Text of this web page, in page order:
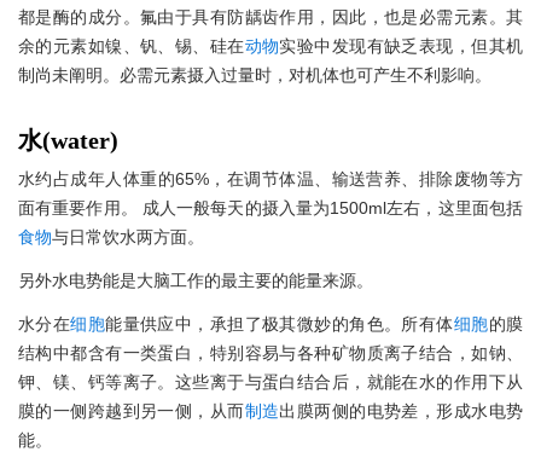
都是酶的成分。氟由于具有防龋齿作用，因此，也是必需元素。其
余的元素如镍、钒、锡、硅在动物实验中发现有缺乏表现，但其机
制尚未阐明。必需元素摄入过量时，对机体也可产生不利影响。
水(water)
水约占成年人体重的65%，在调节体温、输送营养、排除废物等方
面有重要作用。 成人一般每天的摄入量为1500ml左右，这里面包括
食物与日常饮水两方面。
另外水电势能是大脑工作的最主要的能量来源。
水分在细胞能量供应中，承担了极其微妙的角色。所有体细胞的膜
结构中都含有一类蛋白，特别容易与各种矿物质离子结合，如钠、
钾、镁、钙等离子。这些离于与蛋白结合后，就能在水的作用下从
膜的一侧跨越到另一侧，从而制造出膜两侧的电势差，形成水电势
能。